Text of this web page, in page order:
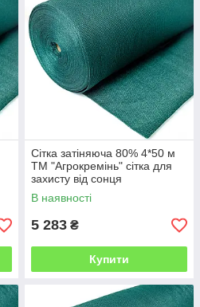
Сітка затіняюча 80% 4*50 м
ТМ "Агрокремінь" сітка для
захисту від сонця
В наявності
5 283 ₴
Купити